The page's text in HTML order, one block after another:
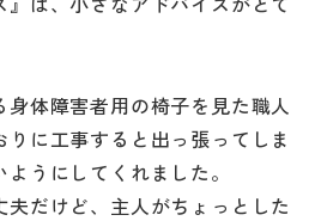
体障害者用の椅子を見た職人
に工事すると出っ張ってしま
うにしてくれました。
だけど、主人がちょっとした